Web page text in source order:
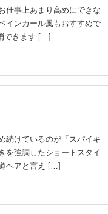
仕事上あまり高めにできな
インカール風もおすすめで
できます […]
続けているのが「スパイキ
を強調したショートスタイ
ヘアと言え […]